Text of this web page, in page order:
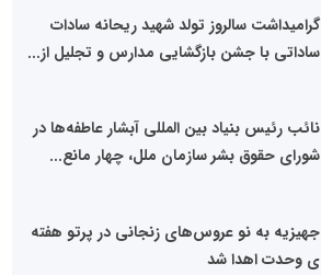
گرامیداشت سالروز تولد شهید ریحانه سادات
ساداتی با جشن بازگشایی مدارس و تجلیل از...
نائب رئیس بنیاد بین المللی آبشار عاطفه‌ها در
شورای حقوق بشر سازمان ملل، چهار مانع...
جهیزیه به نو عروس‌های زنجانی در پرتو هفته
ی وحدت اهدا شد